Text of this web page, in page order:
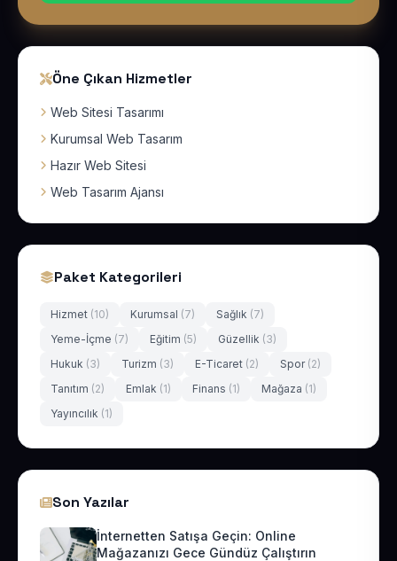
Öne Çıkan Hizmetler
Web Sitesi Tasarımı
Kurumsal Web Tasarım
Hazır Web Sitesi
Web Tasarım Ajansı
Paket Kategorileri
Hizmet (10) Kurumsal (7) Sağlık (7)
Yeme-İçme (7) Eğitim (5) Güzellik (3)
Hukuk (3) Turizm (3) E-Ticaret (2) Spor (2)
Tanıtım (2) Emlak (1) Finans (1) Mağaza (1)
Yayıncılık (1)
Son Yazılar
İnternetten Satışa Geçin: Online
Mağazanızı Gece Gündüz Çalıştırın